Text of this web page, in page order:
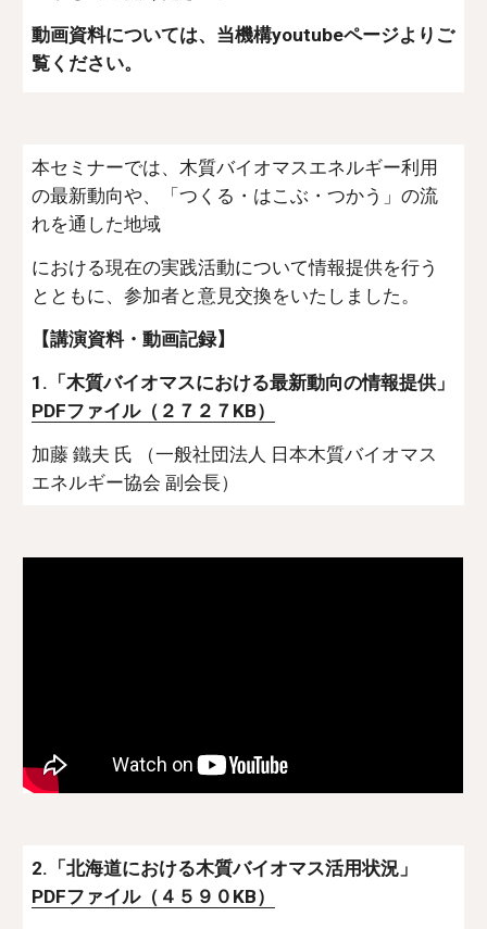
動画資料については、当機構youtubeページよりご
覧ください。
本セミナーでは、木質バイオマスエネルギー利用
の最新動向や、「つくる・はこぶ・つかう」の流
れを通した地域
における現在の実践活動について情報提供を行う
とともに、参加者と意見交換をいたしました。
【講演資料・動画記録】
PDFファイル（２７２７KB）
加藤 鐵夫 氏 （一般社団法人 日本木質バイオマス
エネルギー協会 副会長）
PDFファイル（４５９０KB）